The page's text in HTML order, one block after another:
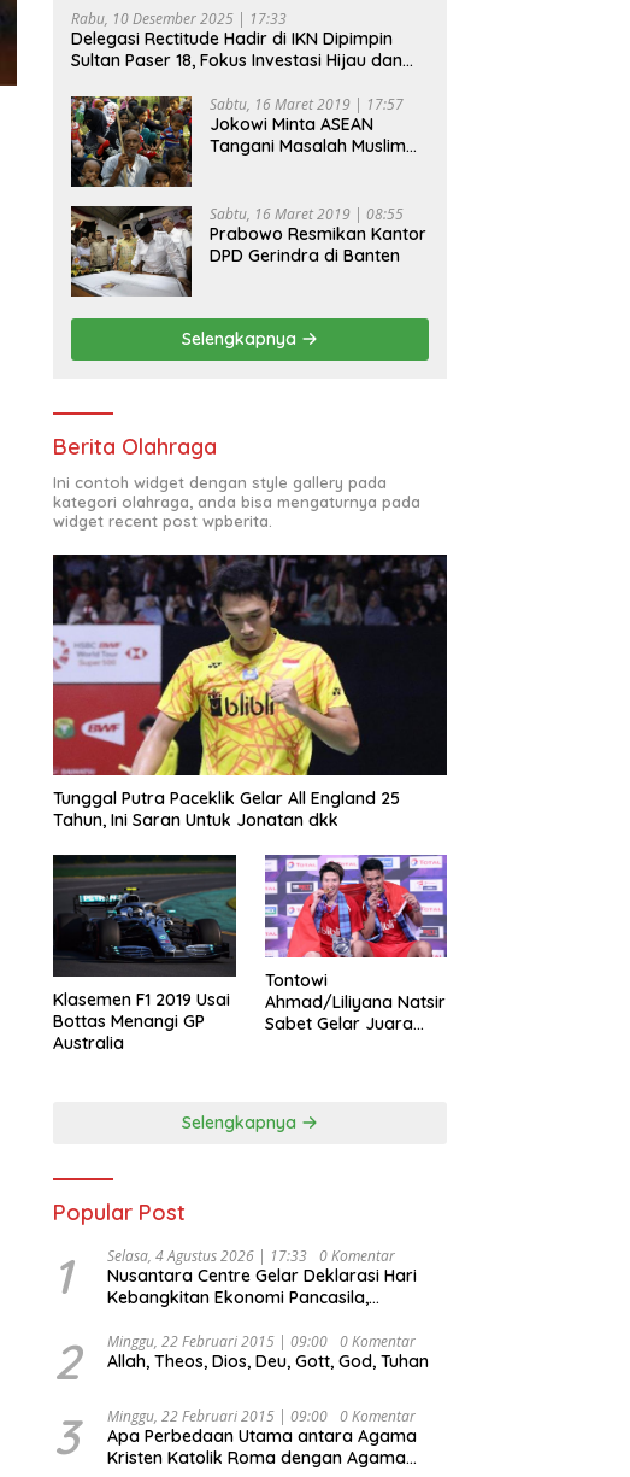
Rabu, 10 Desember 2025 | 17:33
Delegasi Rectitude Hadir di IKN Dipimpin
Sultan Paser 18, Fokus Investasi Hijau dan
Sabtu, 16 Maret 2019 | 17:57
Jokowi Minta ASEAN
Tangani Masalah Muslim
Sabtu, 16 Maret 2019 | 08:55
Prabowo Resmikan Kantor
DPD Gerindra di Banten
Selengkapnya
Berita Olahraga
Ini contoh widget dengan style gallery pada
kategori olahraga, anda bisa mengaturnya pada
widget recent post wpberita.
Tunggal Putra Paceklik Gelar All England 25
Tahun, Ini Saran Untuk Jonatan dkk
Klasemen F1 2019 Usai
Bottas Menangi GP
Australia
Tontowi
Ahmad/Liliyana Natsir
Sabet Gelar Juara
Selengkapnya
Popular Post
1 Selasa, 4 Agustus 2026 | 17:33 0 Komentar
Nusantara Centre Gelar Deklarasi Hari
Kebangkitan Ekonomi Pancasila,
Djojohadikusumo Anti Penjajahan
(Pergolakan Ekonomi Politik Indonesia) &
Undang Perekonomian Nasional dan
Kesejahteraan Sosial dalam Menata
Bangsa Menuju Indonesia Emas 2045”,
2 Minggu, 22 Februari 2015 | 09:00 0 Komentar
Allah, Theos, Dios, Deu, Gott, God, Tuhan
3 Minggu, 22 Februari 2015 | 09:00 0 Komentar
Apa Perbedaan Utama antara Agama
Kristen Katolik Roma dengan Agama